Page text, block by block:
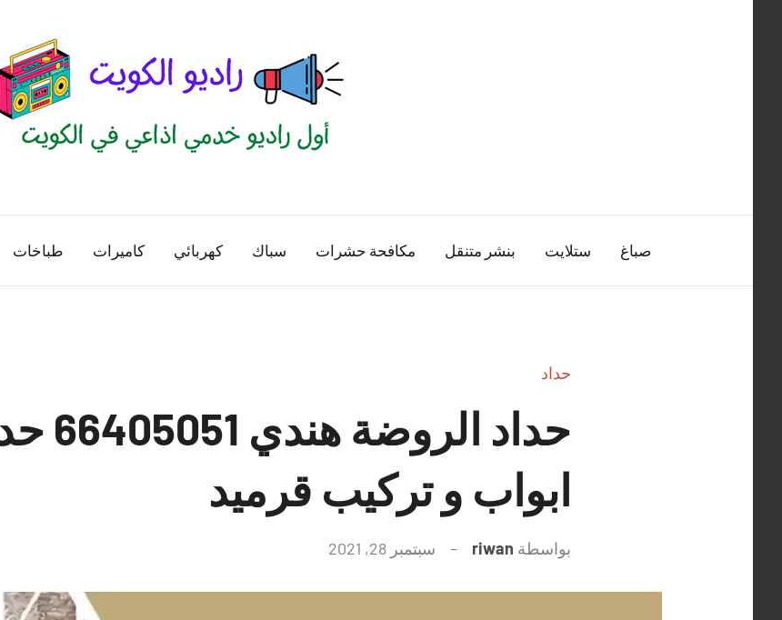
الكويت
منصة
اذاعية
صباغ ستلايت بنشر متنقل مكافحة حشرات سباك كهربائي كاميرات طباخات
حداد
حداد
ابواب و تركيب قرميد
بواسطة riwan سبتمبر 28, 2021